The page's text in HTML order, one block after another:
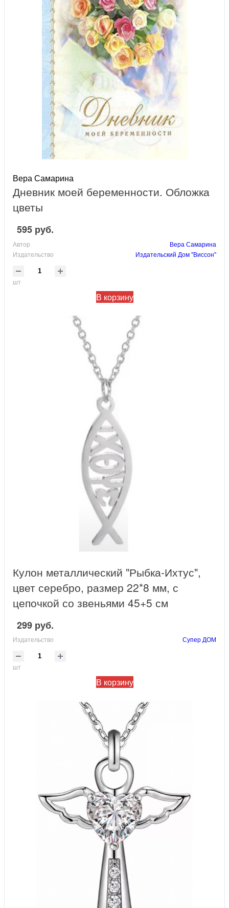
Вера Самарина
Дневник моей беременности. Обложка
цветы
595 руб.
Автор
Вера Самарина
Издательство
Издательский Дом "Виссон"
шт
В корзину
Кулон металлический "Рыбка-Ихтус",
цвет серебро, размер 22*8 мм, с
цепочкой со звеньями 45+5 см
299 руб.
Издательство Супер ДОМ
шт
В корзину